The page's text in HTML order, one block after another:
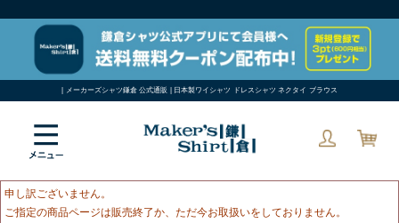
| メーカーズシャツ鎌倉 公式通販 | 日本製ワイシャツ ドレスシャツ ネクタイ ブラウス
申し訳ございません。
ご指定の商品ページは販売終了か、ただ今お取扱いをしておりません。